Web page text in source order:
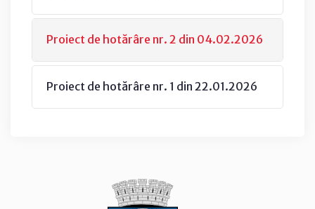
Proiect de hotărâre nr. 2 din 04.02.2026
Proiect de hotărâre nr. 1 din 22.01.2026